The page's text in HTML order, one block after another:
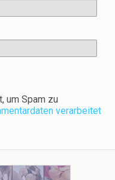
um Spam zu
verarbeitet